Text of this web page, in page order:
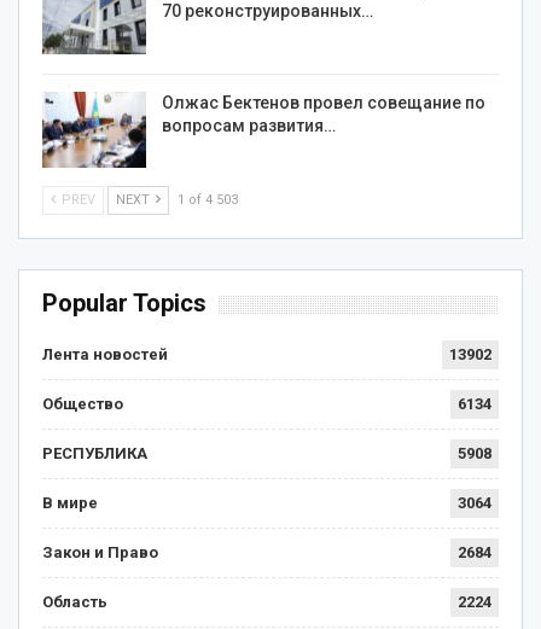
70 реконструированных…
Олжас Бектенов провел совещание по
вопросам развития…
PREV NEXT 1 of 4 503
Popular Topics
Лента новостей 13902
Общество 6134
РЕСПУБЛИКА 5908
В мире 3064
Закон и Право 2684
Область 2224